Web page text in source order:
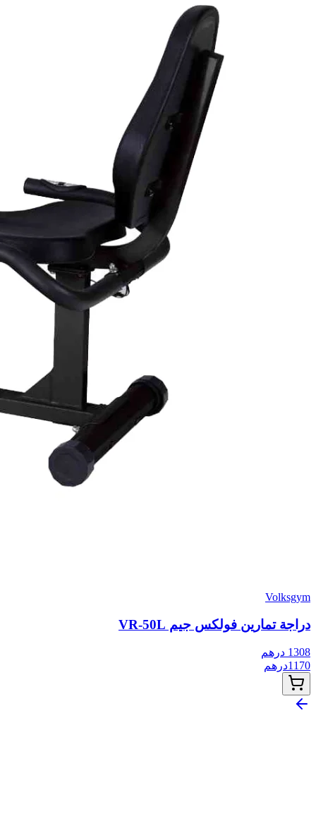
Volksgym
دراجة تمارين فولكس جيم VR-50L
1308 درهم
1170درهم